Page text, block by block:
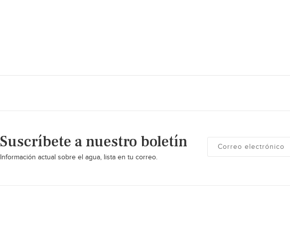
Suscríbete a nuestro boletín
Información actual sobre el agua, lista en tu correo.